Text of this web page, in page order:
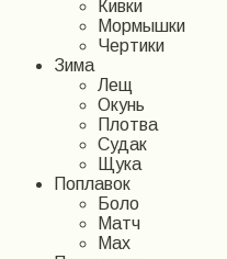
Кивки
Мормышки
Чертики
Зима
Лещ
Окунь
Плотва
Судак
Щука
Поплавок
Боло
Матч
Мах